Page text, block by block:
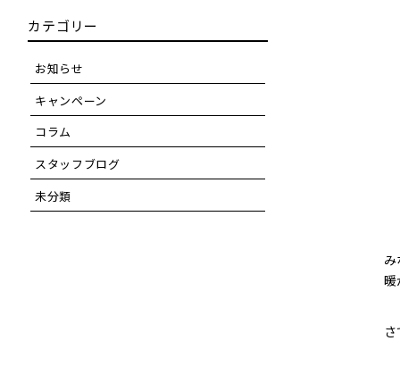
暖
カテゴリー
お知らせ
キャンペーン
コラム
スタッフブログ
未分類